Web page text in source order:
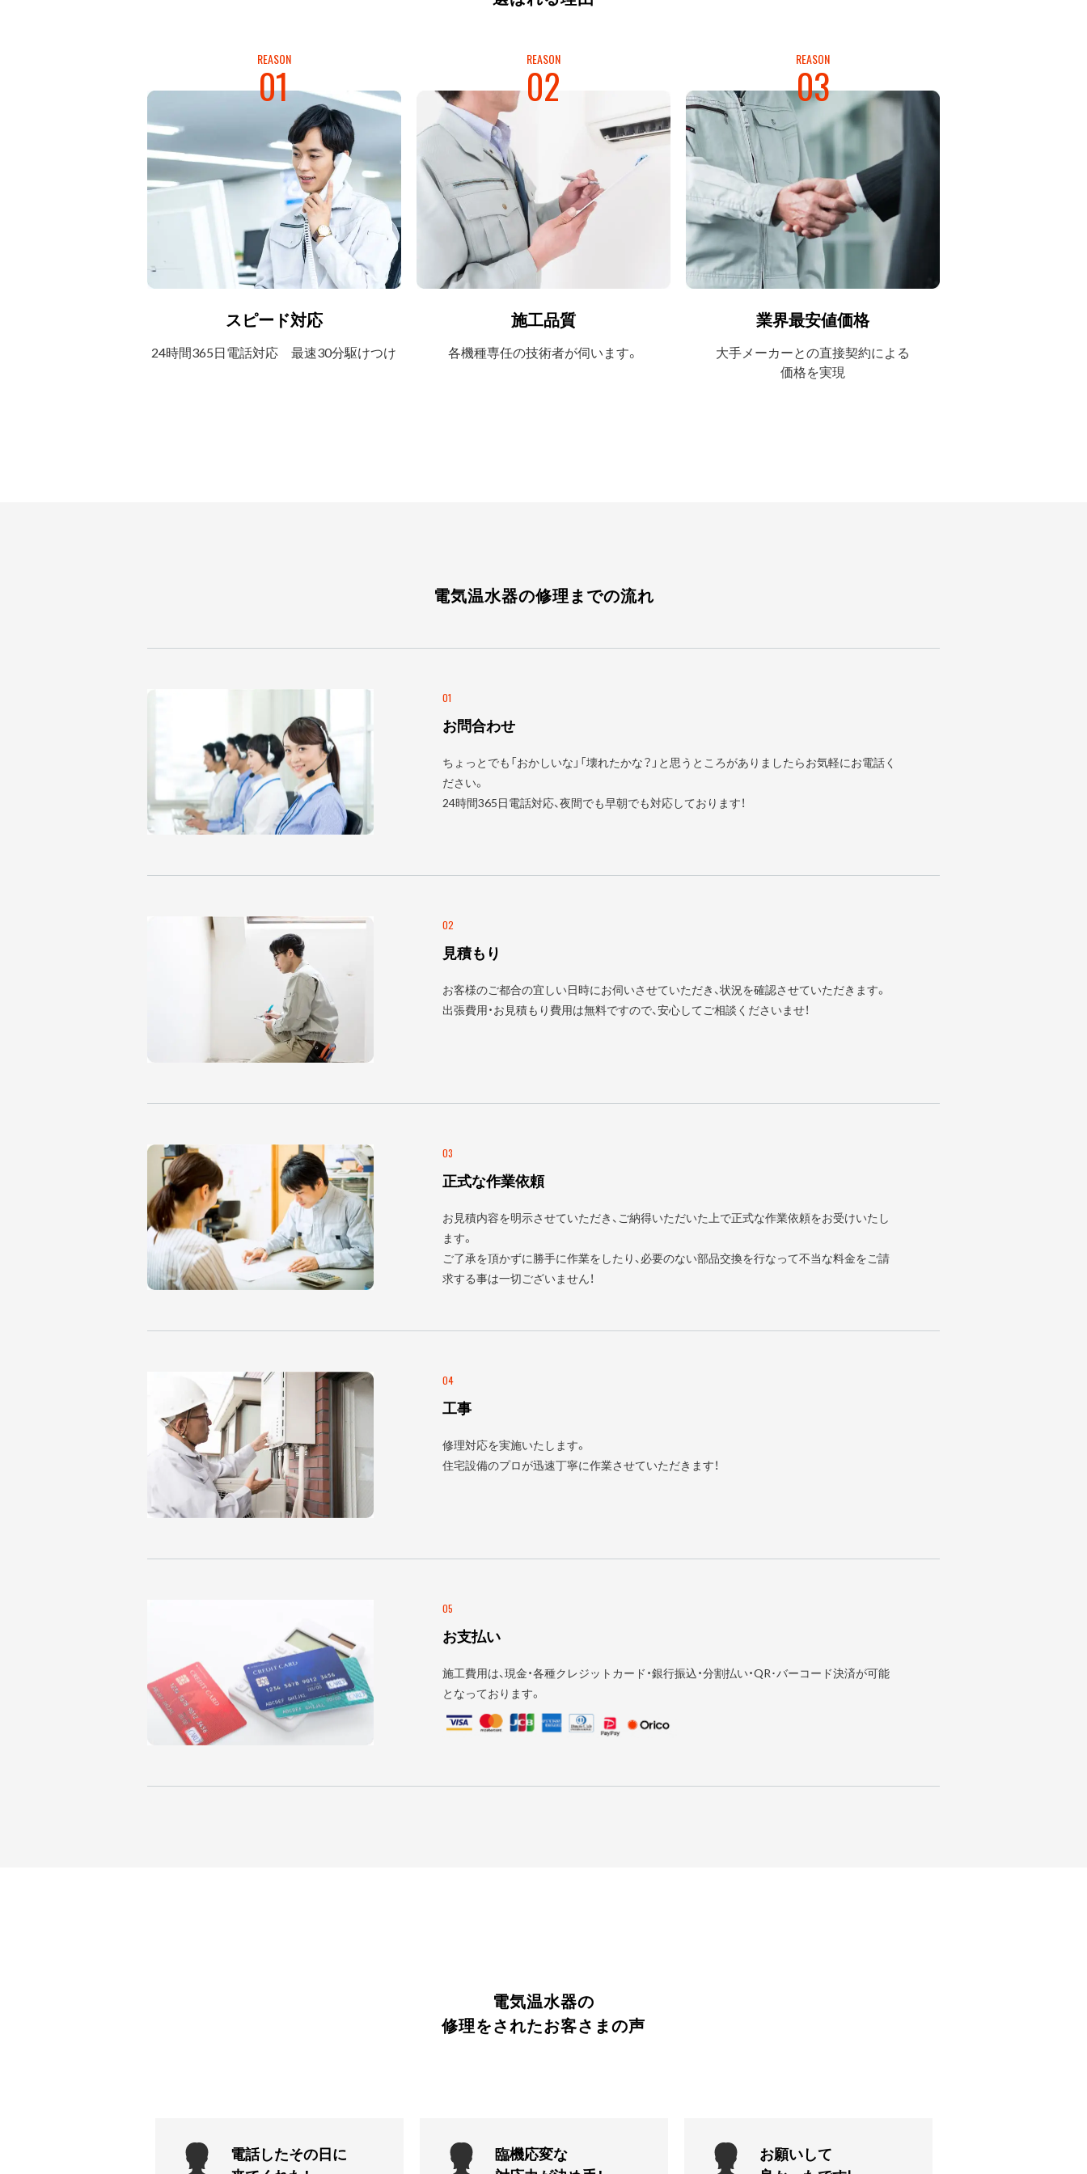
REASON
01
スピード対応
24時間365日電話対応最速30分駆けつけ
REASON
02
施工品質
各機種専任の技術者が伺います。
REASON
03
業界最安値価格
大手メーカーとの直接契約による
価格を実現
電気温水器の修理までの流れ
01
お問合わせ
ちょっとでも「おかしいな」「壊れたかな？」と思うところがありましたらお気軽にお電話く
ださい。
24時間365日電話対応、夜間でも早朝でも対応しております！
02
見積もり
お客様のご都合の宜しい日時にお伺いさせていただき、状況を確認させていただきます。
出張費用・お見積もり費用は無料ですので、安心してご相談くださいませ！
03
正式な作業依頼
お見積内容を明示させていただき、ご納得いただいた上で正式な作業依頼をお受けいたし
ます。
ご了承を頂かずに勝手に作業をしたり、必要のない部品交換を行なって不当な料金をご請
求する事は一切ございません！
04
工事
修理対応を実施いたします。
住宅設備のプロが迅速丁寧に作業させていただきます！
05
お支払い
施工費用は、現金・各種クレジットカード・銀行振込・分割払い・QR･バーコード決済が可能
となっております。
電気温水器の
修理をされたお客さまの声
電話したその日に
臨機応変な
お願いして